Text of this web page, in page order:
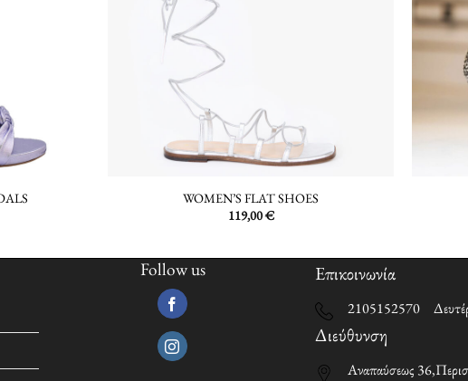
WOMEN’S FLAT SHOES
119,00€
Follow us Επικοινωνία
2105152570
Διεύθυνση
Αναπαύσεως